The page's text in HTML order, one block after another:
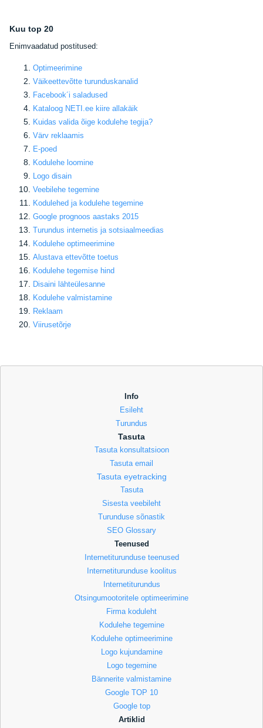
Kuu top 20
Enimvaadatud postitused:
Optimeerimine
Väikeettevõtte turunduskanalid
Facebook´i saladused
Kataloog NETI.ee kiire allakäik
Kuidas valida õige kodulehe tegija?
Värv reklaamis
E-poed
Kodulehe loomine
Logo disain
Veebilehe tegemine
Kodulehed ja kodulehe tegemine
Google prognoos aastaks 2015
Turundus internetis ja sotsiaalmeedias
Kodulehe optimeerimine
Alustava ettevõtte toetus
Kodulehe tegemise hind
Disaini lähteülesanne
Kodulehe valmistamine
Reklaam
Viirusetõrje
Info
Esileht
Turundus
Tasuta
Tasuta konsultatsioon
Tasuta email
Tasuta eyetracking
Tasuta
Sisesta veebileht
Turunduse sõnastik
SEO Glossary
Teenused
Internetiturunduse teenused
Internetiturunduse koolitus
Internetiturundus
Otsingumootoritele optimeerimine
Firma koduleht
Kodulehe tegemine
Kodulehe optimeerimine
Logo kujundamine
Logo tegemine
Bännerite valmistamine
Google TOP 10
Google top
Artiklid